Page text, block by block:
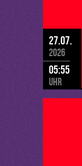
27.07.
2026
05:55
Uhr